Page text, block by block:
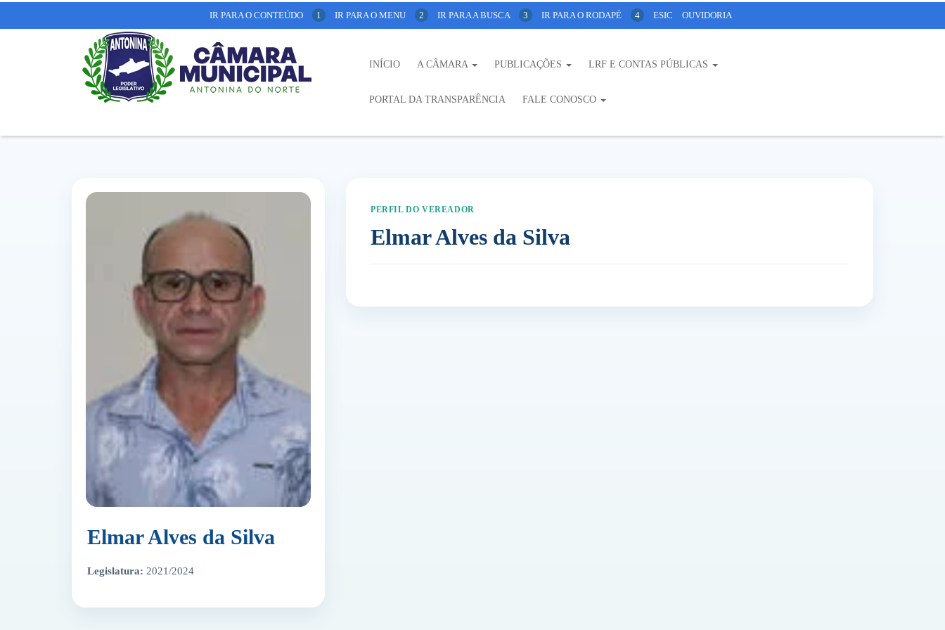
IR PARA O CONTEÚDO 1 IR PARA O MENU 2 IR PARA A BUSCA 3 IR PARA O RODAPÉ 4 ESIC OUVIDORIA
INÍCIO A CÂMARA PUBLICAÇÕES LRF E CONTAS PÚBLICAS
PORTAL DA TRANSPARÊNCIA FALE CONOSCO
Elmar Alves da Silva
Legislatura: 2021/2024
PERFIL DO VEREADOR
Elmar Alves da Silva